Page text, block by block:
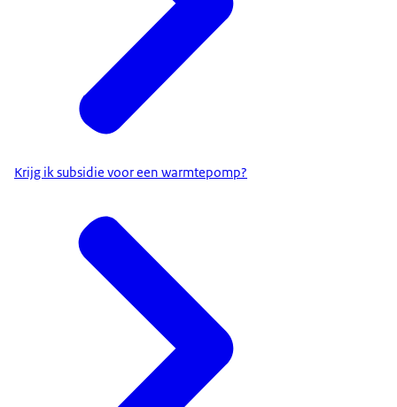
Krijg ik subsidie voor een warmtepomp?